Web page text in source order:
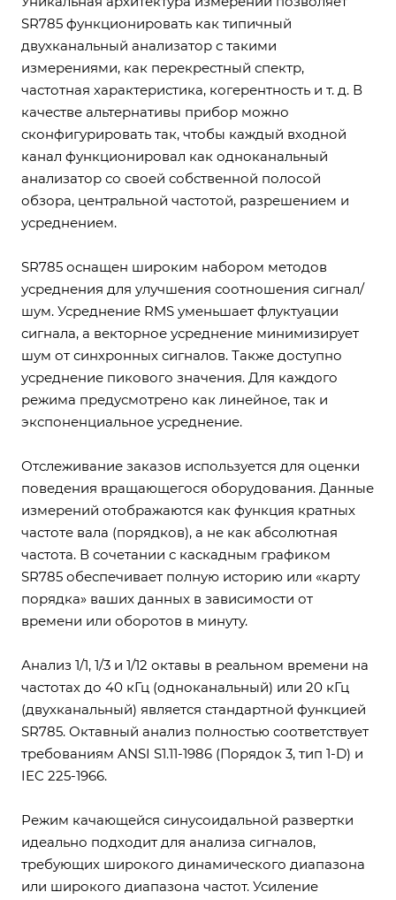
SR785 функционировать как типичный
двухканальный анализатор с такими
измерениями, как перекрестный спектр,
частотная характеристика, когерентность и т. д. В
качестве альтернативы прибор можно
сконфигурировать так, чтобы каждый входной
канал функционировал как одноканальный
анализатор со своей собственной полосой
обзора, центральной частотой, разрешением и
усреднением.
SR785 оснащен широким набором методов
усреднения для улучшения соотношения сигнал/
шум. Усреднение RMS уменьшает флуктуации
сигнала, а векторное усреднение минимизирует
шум от синхронных сигналов. Также доступно
усреднение пикового значения. Для каждого
режима предусмотрено как линейное, так и
экспоненциальное усреднение.
Отслеживание заказов используется для оценки
поведения вращающегося оборудования. Данные
измерений отображаются как функция кратных
частоте вала (порядков), а не как абсолютная
частота. В сочетании с каскадным графиком
SR785 обеспечивает полную историю или «карту
порядка» ваших данных в зависимости от
времени или оборотов в минуту.
Анализ 1/1, 1/3 и 1/12 октавы в реальном времени на
частотах до 40 кГц (одноканальный) или 20 кГц
(двухканальный) является стандартной функцией
SR785. Октавный анализ полностью соответствует
требованиям ANSI S1.11-1986 (Порядок 3, тип 1-D) и
IEC 225-1966.
Режим качающейся синусоидальной развертки
идеально подходит для анализа сигналов,
требующих широкого динамического диапазона
или широкого диапазона частот. Усиление